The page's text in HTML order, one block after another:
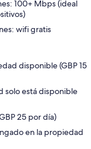
100+ Mbps (ideal
wifi gratis
disponible (GBP 15
solo está disponible
25 por día)
en la propiedad